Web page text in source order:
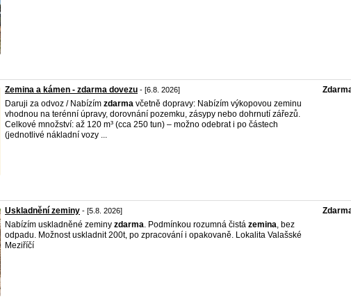
Zemina a kámen - zdarma dovezu - [6.8. 2026]
Daruji za odvoz / Nabízím zdarma včetně dopravy: Nabízím výkopovou zeminu
vhodnou na terénní úpravy, dorovnání pozemku, zásypy nebo dohrnutí zářezů.
Celkové množství: až 120 m³ (cca 250 tun) – možno odebrat i po částech
(jednotlivé nákladní vozy ...
Uskladnění zeminy - [5.8. 2026]
Nabízím uskladněné zeminy zdarma. Podmínkou rozumná čistá zemina, bez
odpadu. Možnost uskladnit 200t, po zpracování i opakovaně. Lokalita Valašské
Meziříčí